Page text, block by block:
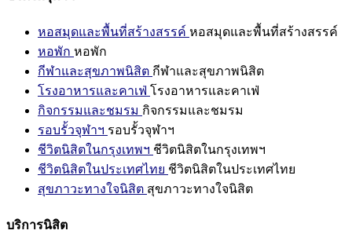
หอสมุดและพื้นที่สร้างสรรค์ หอสมุดและพื้นที่สร้างสรรค์
หอพัก หอพัก
กีฬาและสุขภาพนิสิต กีฬาและสุขภาพนิสิต
โรงอาหารและคาเฟ่ โรงอาหารและคาเฟ่
กิจกรรมและชมรม กิจกรรมและชมรม
รอบรั้วจุฬาฯ รอบรั้วจุฬาฯ
ชีวิตนิสิตในกรุงเทพฯ ชีวิตนิสิตในกรุงเทพฯ
ชีวิตนิสิตในประเทศไทย ชีวิตนิสิตในประเทศไทย
สุขภาวะทางใจนิสิต สุขภาวะทางใจนิสิต
บริการนิสิต